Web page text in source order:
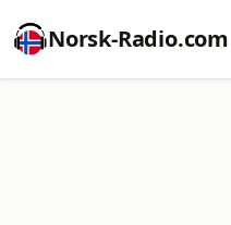
Norsk-Radio.com